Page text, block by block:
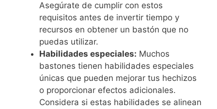
Asegúrate de cumplir con estos
requisitos antes de invertir tiempo y
recursos en obtener un bastón que no
puedas utilizar.
Habilidades especiales: Muchos
bastones tienen habilidades especiales
únicas que pueden mejorar tus hechizos
o proporcionar efectos adicionales.
Considera si estas habilidades se alinean